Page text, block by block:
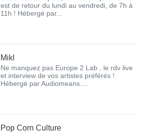
est de retour du lundi au vendredi, de 7h à
11h ! Hébergé par...
Mikl
Ne manquez pas Europe 2 Lab , le rdv live
et interview de vos artistes préférés !
Hébergé par Audiomeans....
Pop Corn Culture